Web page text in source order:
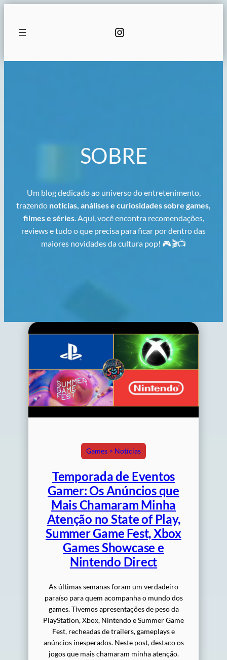
Instagram
SOBRE
Um blog dedicado ao universo do entretenimento,
trazendo notícias, análises e curiosidades sobre games,
filmes e séries. Aqui, você encontra recomendações,
reviews e tudo o que precisa para ficar por dentro das
maiores novidades da cultura pop! 🎮🎬📺
Games > Notícias
Temporada de Eventos
Gamer: Os Anúncios que
Mais Chamaram Minha
Atenção no State of Play,
Summer Game Fest, Xbox
Games Showcase e
Nintendo Direct
As últimas semanas foram um verdadeiro
paraíso para quem acompanha o mundo dos
games. Tivemos apresentações de peso da
PlayStation, Xbox, Nintendo e Summer Game
Fest, recheadas de trailers, gameplays e
anúncios inesperados. Neste post, destaco os
jogos que mais chamaram minha atenção.